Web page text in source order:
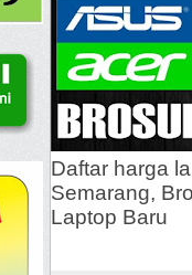
Daftar harga
Semarang,
Laptop Baru